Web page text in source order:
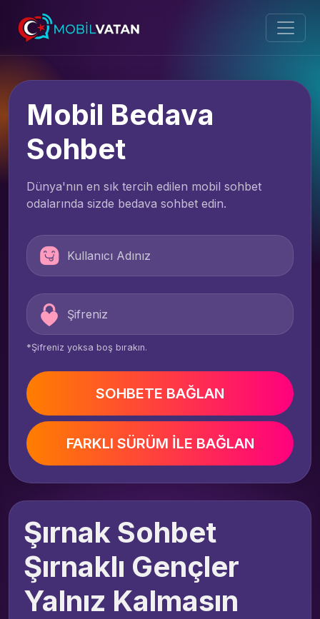
Mobil Bedava
Sohbet
Dünya'nın en sık tercih edilen mobil sohbet
odalarında sizde bedava sohbet edin.
*Şifreniz yoksa boş bırakın.
SOHBETE BAĞLAN
FARKLI SÜRÜM İLE BAĞLAN
Şırnak Sohbet
Şırnaklı Gençler
Yalnız Kalmasın